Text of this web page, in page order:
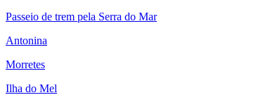
Passeio de trem pela Serra do Mar
Antonina
Morretes
Ilha do Mel